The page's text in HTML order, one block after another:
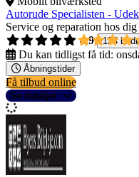
Autorude Specialisten -
Service og reparation hos dig
4,9
134
Du kan tidligst få tid:
Åbningstider
Få tilbud online
Se detaljer